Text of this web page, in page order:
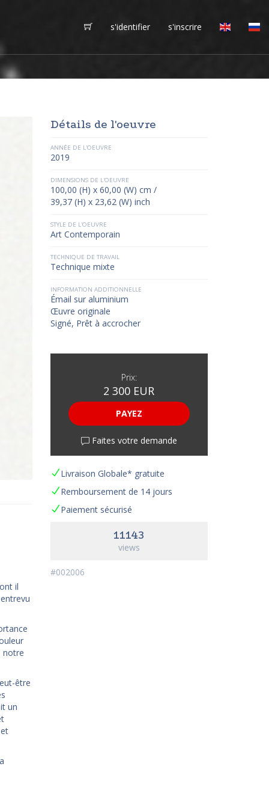
s'identifier s'inscrire
il
notre
être
un
Détails de l'oeuvre
ANNÉE DE L'OEUVRE
2019
DIMENSIONS DE L'OEUVRE
100,00 (H) x 60,00 (W) cm /
39,37 (H) x 23,62 (W) inch
STYLE DE L'OEUVRE
Art Contemporain
TECHNIQUE DE TRAVAIL
Technique mixte
INFORMATION ADDITIONNELLE
Émail sur aluminium
Œuvre originale
Signé, Prêt à accrocher
Prix:
2 300 EUR
PAYEZ
Faites votre demande
Livraison Globale* gratuite
Remboursement de 14 jours
Paiement sécurisé
11143
views
#002006